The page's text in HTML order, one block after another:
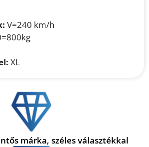
V=240 km/h
XL
márka, széles választékkal